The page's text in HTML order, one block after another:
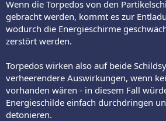
Wenn die Torpedos von den
gebracht werden, kommt es zur
wodurch die Energieschirme
zerstört werden.
Torpedos wirken also auf beide
verheerendere Auswirkungen, wenn
vorhanden wären - in diesem Fall
Energieschilde einfach durchdringen
detonieren.